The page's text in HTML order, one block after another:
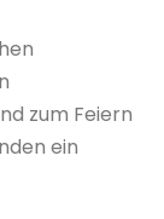
zum Feiern
ein